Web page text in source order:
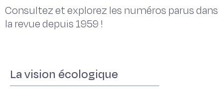
Consultez et explorez les numéros parus dans
la revue depuis 1959 !
La vision écologique